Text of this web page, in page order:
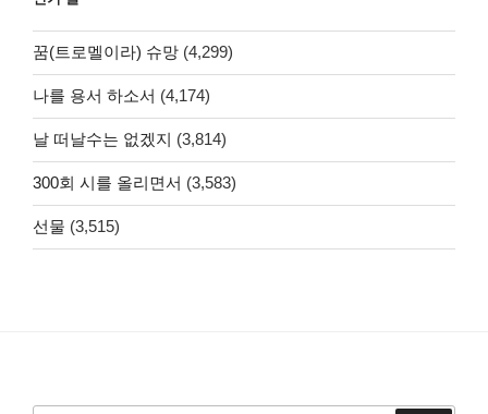
꿈(트로멜이라) 슈망 (4,299)
나를 용서 하소서 (4,174)
날 떠날수는 없겠지 (3,814)
300회 시를 올리면서 (3,583)
선물 (3,515)